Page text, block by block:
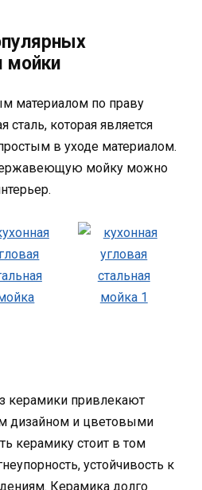
мойки
материалом по праву
которая является
в уходе материалом.
мойку можно
керамики привлекают
дизайном и цветовыми
керамику стоит в том
устойчивость к
Керамика долго